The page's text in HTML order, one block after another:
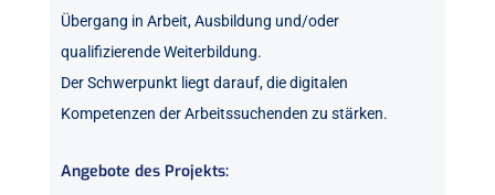
Übergang in Arbeit, Ausbildung und/oder
qualifizierende Weiterbildung.
Der Schwerpunkt liegt darauf, die digitalen
Kompetenzen der Arbeitssuchenden zu stärken.
Angebote des Projekts: